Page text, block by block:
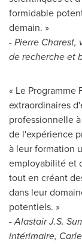
formidable
demain. »
-Pierre Charest,
de recherche et
« Le Programme
extraordinaires
professionnelle
de l'expérience
à leur formation
employabilité et
tout en créant
dans leur
potentiels. »
-Alastair J.S.
intérimaire,